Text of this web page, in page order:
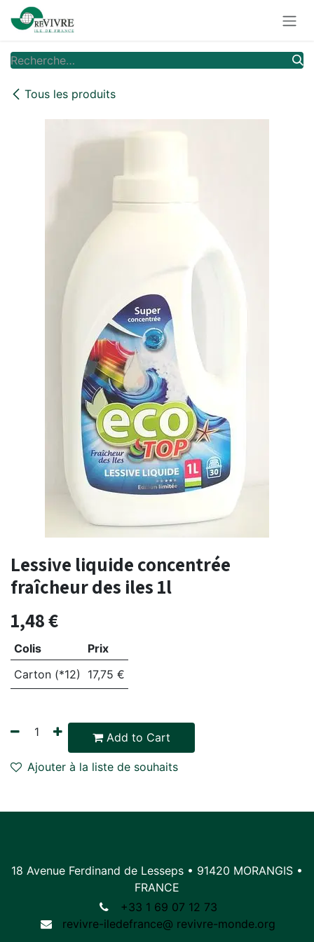
Se rendre au contenu
Tous les produits
Lessive liquide concentrée
fraîcheur des iles 1l
1,48€
Colis
Prix
Carton (*12)
17,75 €
Add to Cart
Ajouter à la liste de souhaits
18 Avenue Ferdinand de Lesseps • 91420 MORANGIS •
FRANCE
+33 1 69 07 12 73
revivre-iledefrance@ revivre-monde.org